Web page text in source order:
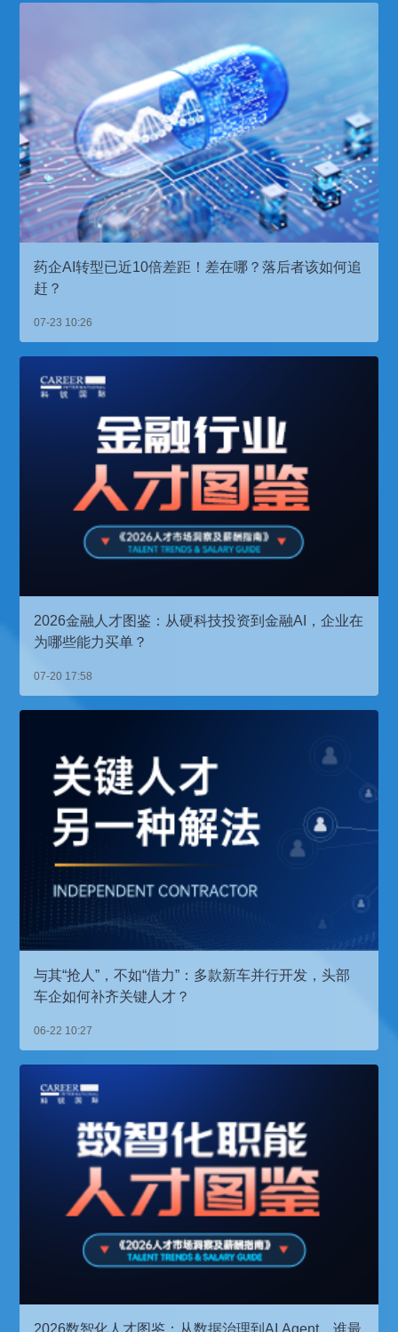
药企AI转型已近10倍差距！差在哪？落后者该如何追
赶？
07-23 10:26
2026金融人才图鉴：从硬科技投资到金融AI，企业在
为哪些能力买单？
07-20 17:58
与其“抢人”，不如“借力”：多款新车并行开发，头部
车企如何补齐关键人才？
06-22 10:27
2026数智化人才图鉴：从数据治理到AI Agent，谁最